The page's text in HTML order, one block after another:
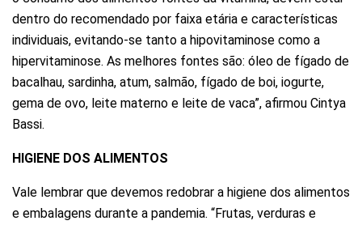
dentro do recomendado por faixa etária e características
individuais, evitando-se tanto a hipovitaminose como a
hipervitaminose. As melhores fontes são: óleo de fígado de
bacalhau, sardinha, atum, salmão, fígado de boi, iogurte,
gema de ovo, leite materno e leite de vaca”, afirmou Cintya
Bassi.
HIGIENE DOS ALIMENTOS
Vale lembrar que devemos redobrar a higiene dos alimentos
e embalagens durante a pandemia. “Frutas, verduras e